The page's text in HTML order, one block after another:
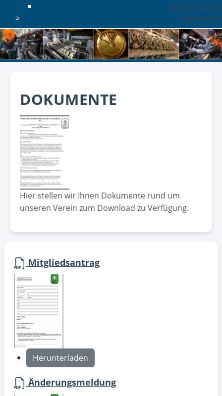
Vorträge 2019
Dokumente
DOKUMENTE
Hier stellen wir Ihnen Dokumente rund um
unseren Verein zum Download zu Verfügung.
Mitgliedsantrag
Herunterladen
Änderungsmeldung